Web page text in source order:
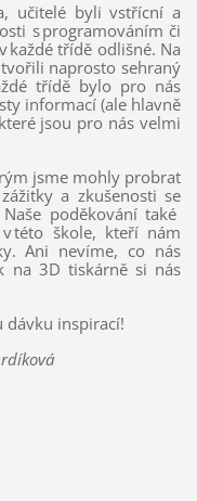
učitelé byli vstřícní a
s programováním či
třídě odlišné. Na
naprosto sehraný
třídě bylo pro nás
informací (ale hlavně
jsou pro nás velmi
jsme mohly probrat
a zkušenosti se
poděkování také
této škole, kteří nám
Ani nevíme, co nás
na 3D tiskárně si nás
dávku inspirací!